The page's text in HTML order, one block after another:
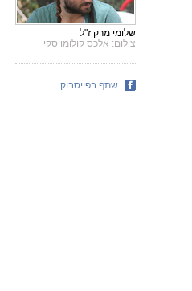
שלומי מרק ז"ל
צילום: אלכס קולומויסקי
שתף בפייסבוק